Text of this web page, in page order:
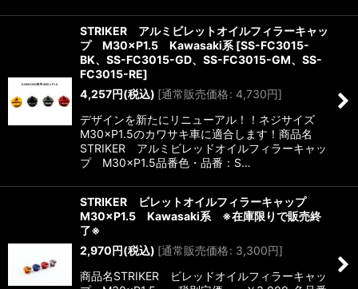
STRIKER アルミビレットオイルフィラーキャッ
プ M30×P1.5 Kawasaki系 [SS-FC3015-
BK、SS-FC3015-GD、SS-FC3015-GM、SS-
FC3015-RE]
4,257円(税込) [通常販売価格: 4,730円]
デザインを新たにリニューアル！！ネジサイズ
M30×P1.5のカワサキ車に適合します！商品名
STRIKER アルミビレッドオイルフィラーキャッ
プ M30×P1.5品番色・品番：S…
STRIKER ビレットオイルフィラーキャップ
M30×P1.5 Kawasaki系 ※在庫限りで販売終
了※
2,970 円(税込) [通常販売価格: 3,300円]
商品名STRIKER ビレッドオイルフィラーキャッ